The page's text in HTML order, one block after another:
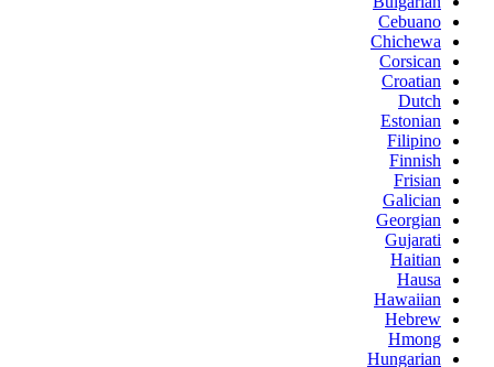
Cebuano
Chichewa
Corsican
Croatian
Dutch
Estonian
Filipino
Finnish
Frisian
Galician
Georgian
Gujarati
Haitian
Hausa
Hawaiian
Hebrew
Hmong
Hungarian